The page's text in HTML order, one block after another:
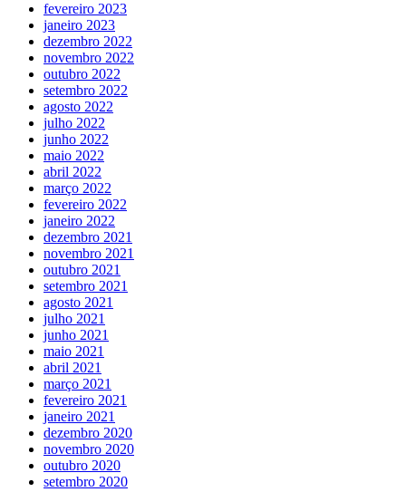
fevereiro 2023
janeiro 2023
dezembro 2022
novembro 2022
outubro 2022
setembro 2022
agosto 2022
julho 2022
junho 2022
maio 2022
abril 2022
março 2022
fevereiro 2022
janeiro 2022
dezembro 2021
novembro 2021
outubro 2021
setembro 2021
agosto 2021
julho 2021
junho 2021
maio 2021
abril 2021
março 2021
fevereiro 2021
janeiro 2021
dezembro 2020
novembro 2020
outubro 2020
setembro 2020